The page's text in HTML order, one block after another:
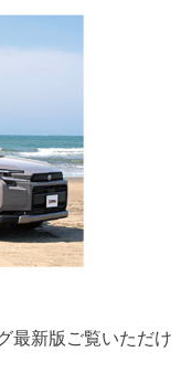
最新版ご覧いただけ